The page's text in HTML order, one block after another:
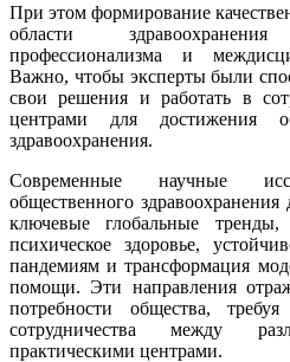
При этом формирование
области
профессионализма и
Важно, чтобы эксперты были
свои решения и работать в
центрами для достижения
здравоохранения.
Современные научные
общественного
ключевые глобальные
психическое здоровье,
пандемиям и трансформация
помощи. Эти направления
потребности общества,
сотрудничества между
практическими центрами.